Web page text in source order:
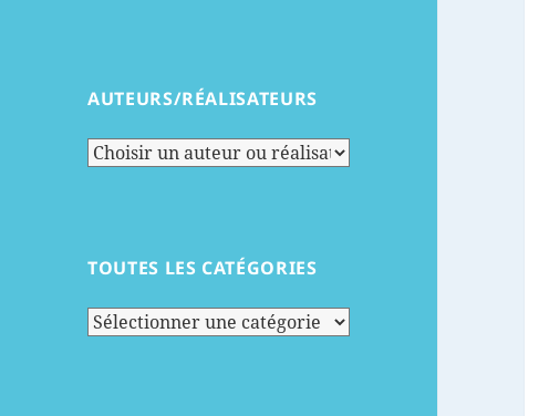
AUTEURS/RÉALISATEURS
TOUTES LES CATÉGORIES
Toutes